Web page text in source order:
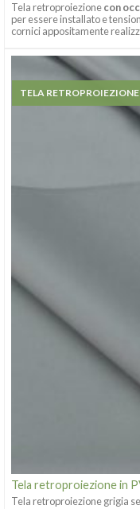
Tela retroproiezionecon
per essere installato e
cornici appositamente
Tela retroproiezione in
Tela retroproiezione grigia
TELA RETROPROIEZIONE